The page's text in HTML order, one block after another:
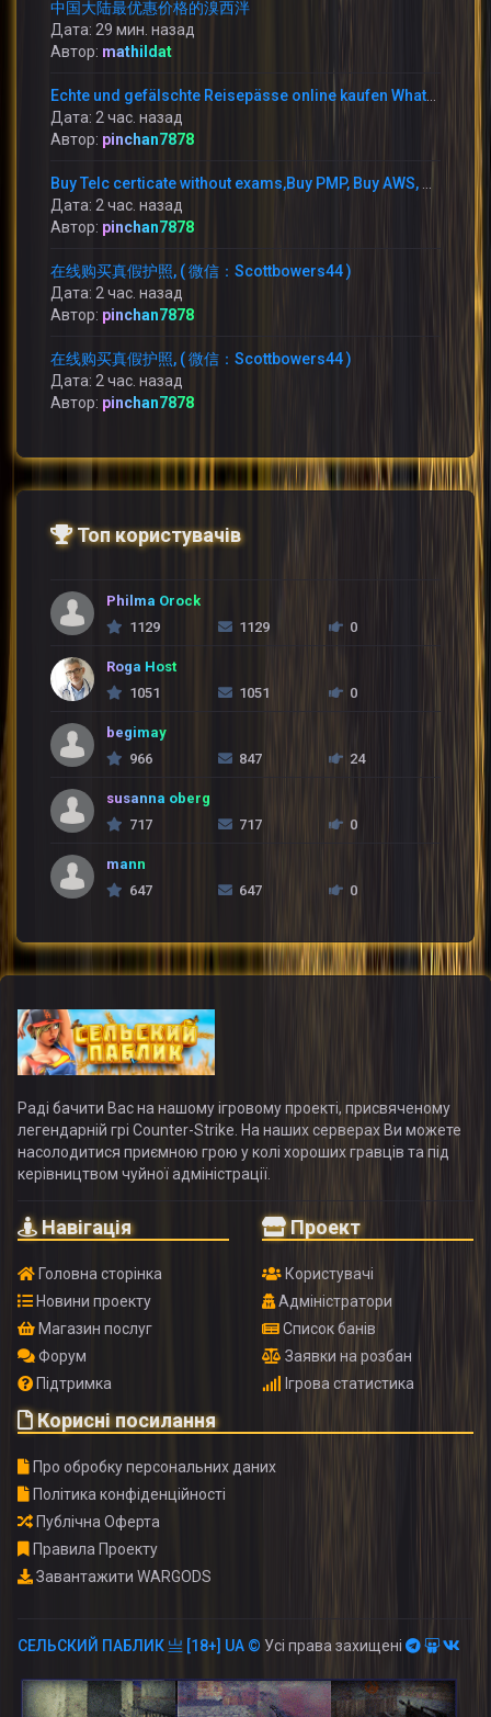
中国大陆最优惠价格的溴西泮
Дата: 29 мин. назад
Автор: mathildat
Дата: 2 час. назад
Автор: pinchan7878
Дата: 2 час. назад
Автор: pinchan7878
在线购买真假护照, ( 微信：Scottbowers44 )
Дата: 2 час. назад
Автор: pinchan7878
在线购买真假护照, ( 微信：Scottbowers44 )
Дата: 2 час. назад
Автор: pinchan7878
Топ користувачів
Philma Orock
1129
1129 0
Roga Host
1051
1051 0
begimay
966
847 24
susanna oberg
717
717 0
mann
647
647 0
Раді бачити Вас на нашому ігровому проекті, присвяченому
легендарній грі Counter-Strike. На наших серверах Ви можете
насолодитися приємною грою у колі хороших гравців та під
керівництвом чуйної адміністрації.
Навігація
Головна сторінка
Новини проекту
Магазин послуг
Форум
Підтримка
Проект
Користувачі
Адміністратори
Список банів
Заявки на розбан
Ігрова статистика
Корисні посилання
Про обробку персональних даних
Політика конфіденційності
Публічна Оферта
Правила Проекту
Завантажити WARGODS
СЕЛЬСКИЙ ПАБЛИК 亗 [18+] UA © Усі права захищені